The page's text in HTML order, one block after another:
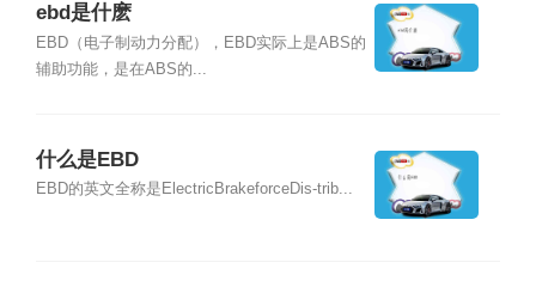
ebd是什麽
EBD（电子制动力分配），EBD实际上是ABS的
辅助功能，是在ABS的...
什么是EBD
EBD的英文全称是ElectricBrakeforceDis-trib...